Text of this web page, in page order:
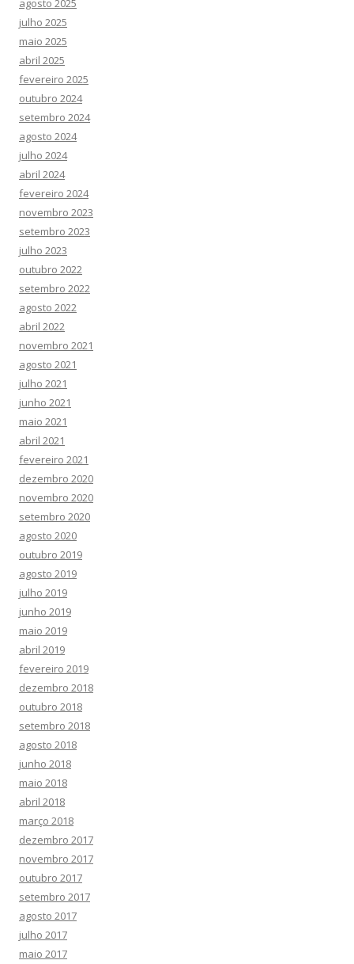
julho 2025
maio 2025
abril 2025
fevereiro 2025
outubro 2024
setembro 2024
agosto 2024
julho 2024
abril 2024
fevereiro 2024
novembro 2023
setembro 2023
julho 2023
outubro 2022
setembro 2022
agosto 2022
abril 2022
novembro 2021
agosto 2021
julho 2021
junho 2021
maio 2021
abril 2021
fevereiro 2021
dezembro 2020
novembro 2020
setembro 2020
agosto 2020
outubro 2019
agosto 2019
julho 2019
junho 2019
maio 2019
abril 2019
fevereiro 2019
dezembro 2018
outubro 2018
setembro 2018
agosto 2018
junho 2018
maio 2018
abril 2018
março 2018
dezembro 2017
novembro 2017
outubro 2017
setembro 2017
agosto 2017
julho 2017
maio 2017